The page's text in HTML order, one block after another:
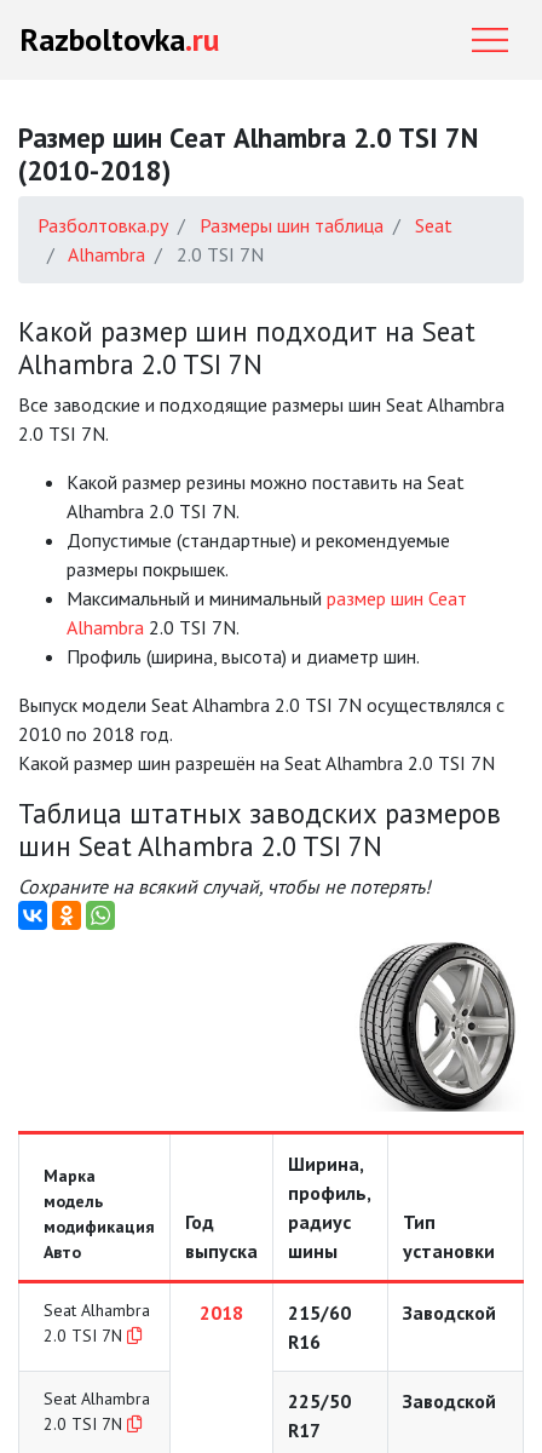
Razboltovka.ru
Размер шин Сеат Alhambra 2.0 TSI 7N
(2010-2018)
Разболтовка.ру Размеры шин таблица
Seat
Alhambra
2.0 TSI 7N
Какой размер шин подходит на Seat
Alhambra 2.0 TSI 7N
Все заводские и подходящие размеры шин Seat Alhambra
2.0 TSI 7N.
Какой размер резины можно поставить на Seat
Alhambra 2.0 TSI 7N.
Допустимые (стандартные) и рекомендуемые
размеры покрышек.
Mаксимальный и минимальный размер шин Сеат
Alhambra 2.0 TSI 7N.
Профиль (ширина, высота) и диаметр шин.
Выпуск модели Seat Alhambra 2.0 TSI 7N осуществлялся с
2010 по 2018 год.
Какой размер шин разрешён на Seat Alhambra 2.0 TSI 7N
Таблица штатных заводских размеров
шин Seat Alhambra 2.0 TSI 7N
Сохраните на всякий случай, чтобы не потерять!
Марка
модель
модификация
Авто
Год
выпуска
Ширина,
профиль,
радиус
шины
Тип
установки
Seat Alhambra
2.0 TSI 7N
2018
215/60
R16
Заводской
Seat Alhambra
2.0 TSI 7N
225/50
R17
Заводской